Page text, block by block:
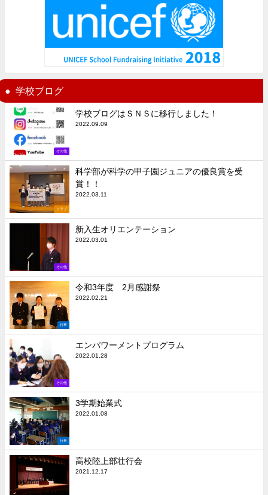
学校ブログ
その他
学校ブログはＳＮＳに移行しました！
2022.09.09
クラブ
科学部が科学の甲子園ジュニアの優良賞を受
賞！！
2022.03.11
その他
新入生オリエンテーション
2022.03.01
行事
令和3年度 2月感謝祭
2022.02.21
その他
エンパワーメントプログラム
2022.01.28
行事
3学期始業式
2022.01.08
高校陸上部壮行会
2021.12.17